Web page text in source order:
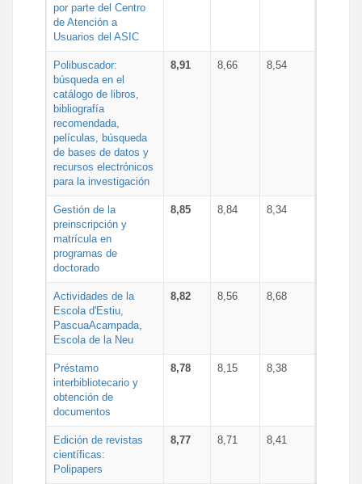
por parte del Centro
de Atención a
Usuarios del ASIC
Polibuscador:
búsqueda en el
catálogo de libros,
bibliografía
recomendada,
películas, búsqueda
de bases de datos y
recursos electrónicos
para la investigación
8,91 8,66 8,54
Gestión de la
preinscripción y
matrícula en
programas de
doctorado
8,85 8,84 8,34
Actividades de la
Escola d'Estiu,
PascuaAcampada,
Escola de la Neu
8,82 8,56 8,68
Préstamo
interbibliotecario y
obtención de
documentos
8,78 8,15 8,38
Edición de revistas
científicas:
Polipapers
8,77 8,71 8,41